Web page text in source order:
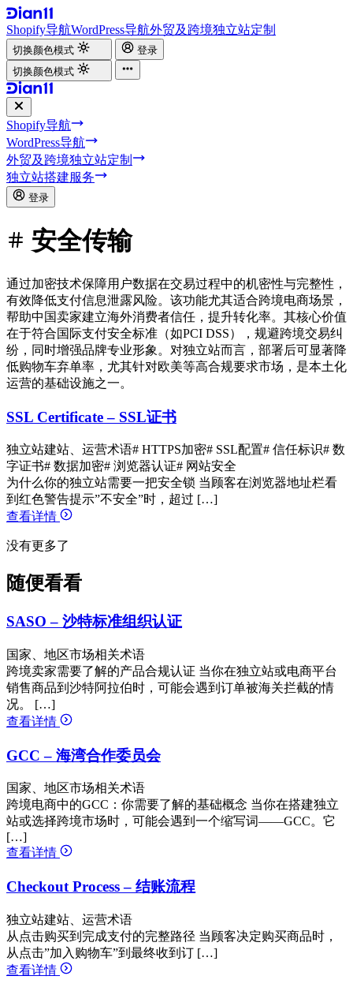
Shopify导航WordPress导航外贸及跨境独立站定制
切换颜色模式
登录
切换颜色模式
Shopify导航
WordPress导航
外贸及跨境独立站定制
独立站搭建服务
登录
安全传输
通过加密技术保障用户数据在交易过程中的机密性与完整性，
有效降低支付信息泄露风险。该功能尤其适合跨境电商场景，
帮助中国卖家建立海外消费者信任，提升转化率。其核心价值
在于符合国际支付安全标准（如PCI DSS），规避跨境交易纠
纷，同时增强品牌专业形象。对独立站而言，部署后可显著降
低购物车弃单率，尤其针对欧美等高合规要求市场，是本土化
运营的基础设施之一。
SSL Certificate – SSL证书
独立站建站、运营术语# HTTPS加密# SSL配置# 信任标识# 数
字证书# 数据加密# 浏览器认证# 网站安全
为什么你的独立站需要一把安全锁 当顾客在浏览器地址栏看
到红色警告提示”不安全”时，超过 […]
查看详情
没有更多了
随便看看
SASO – 沙特标准组织认证
国家、地区市场相关术语
跨境卖家需要了解的产品合规认证 当你在独立站或电商平台
销售商品到沙特阿拉伯时，可能会遇到订单被海关拦截的情
况。 […]
查看详情
GCC – 海湾合作委员会
国家、地区市场相关术语
跨境电商中的GCC：你需要了解的基础概念 当你在搭建独立
站或选择跨境市场时，可能会遇到一个缩写词——GCC。它
[…]
查看详情
Checkout Process – 结账流程
独立站建站、运营术语
从点击购买到完成支付的完整路径 当顾客决定购买商品时，
从点击”加入购物车”到最终收到订 […]
查看详情